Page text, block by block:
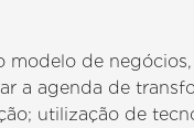
modelo de negócios,
a agenda de
utilização de